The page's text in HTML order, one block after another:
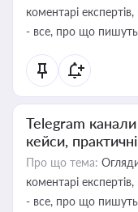
коментарі
- все, про що пишуть
Telegram
кейси,
Про що тема:
коментарі
- все, про що пишуть